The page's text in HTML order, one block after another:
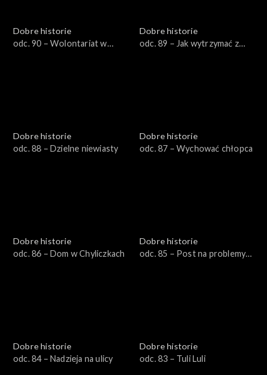
Dobre historie
odc. 90 – Wolontariat w
Dobre historie
odc. 89 – Jak wytrzymać z
Dobre historie
odc. 88 – Dzielne niewiasty
Dobre historie
odc. 87 – Wychować chłopca
Dobre historie
odc. 86 – Dom w Chyliczkach
Dobre historie
odc. 85 – Post na problemy
Dobre historie
odc. 84 – Nadzieja na ulicy
Dobre historie
odc. 83 – Tuli Luli